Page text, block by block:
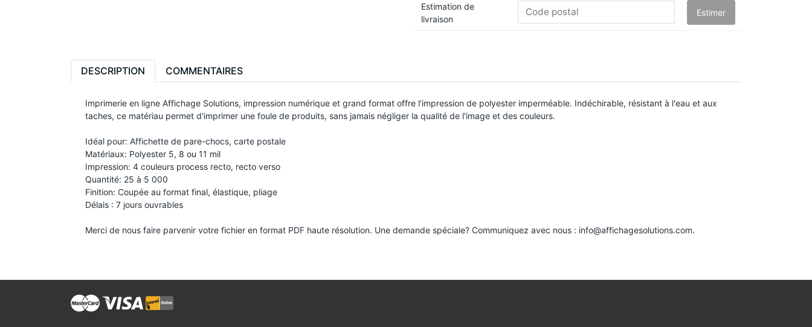
Estimation de
livraison
DESCRIPTION COMMENTAIRES
Imprimerie en ligne Affichage Solutions, impression numérique et grand format offre l'impression de polyester imperméable. Indéchirable, résistant à l'eau et aux
taches, ce matériau permet d'imprimer une foule de produits, sans jamais négliger la qualité de l'image et des couleurs.
Idéal pour: Affichette de pare-chocs, carte postale
Matériaux: Polyester 5, 8 ou 11 mil
Impression: 4 couleurs process recto, recto verso
Quantité: 25 à 5 000
Finition: Coupée au format final, élastique, pliage
Délais : 7 jours ouvrables
Merci de nous faire parvenir votre fichier en format PDF haute résolution. Une demande spéciale? Communiquez avec nous : info@affichagesolutions.com.